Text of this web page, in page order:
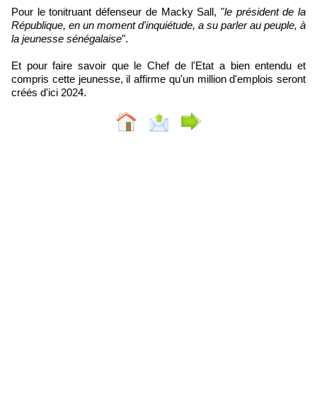
Pour le tonitruant défenseur de Macky Sall, "le président de la
République, en un moment d'inquiétude, a su parler au peuple, à
la jeunesse sénégalaise".
Et pour faire savoir que le Chef de l'Etat a bien entendu et
compris cette jeunesse, il affirme qu'un million d'emplois seront
créés d'ici 2024.